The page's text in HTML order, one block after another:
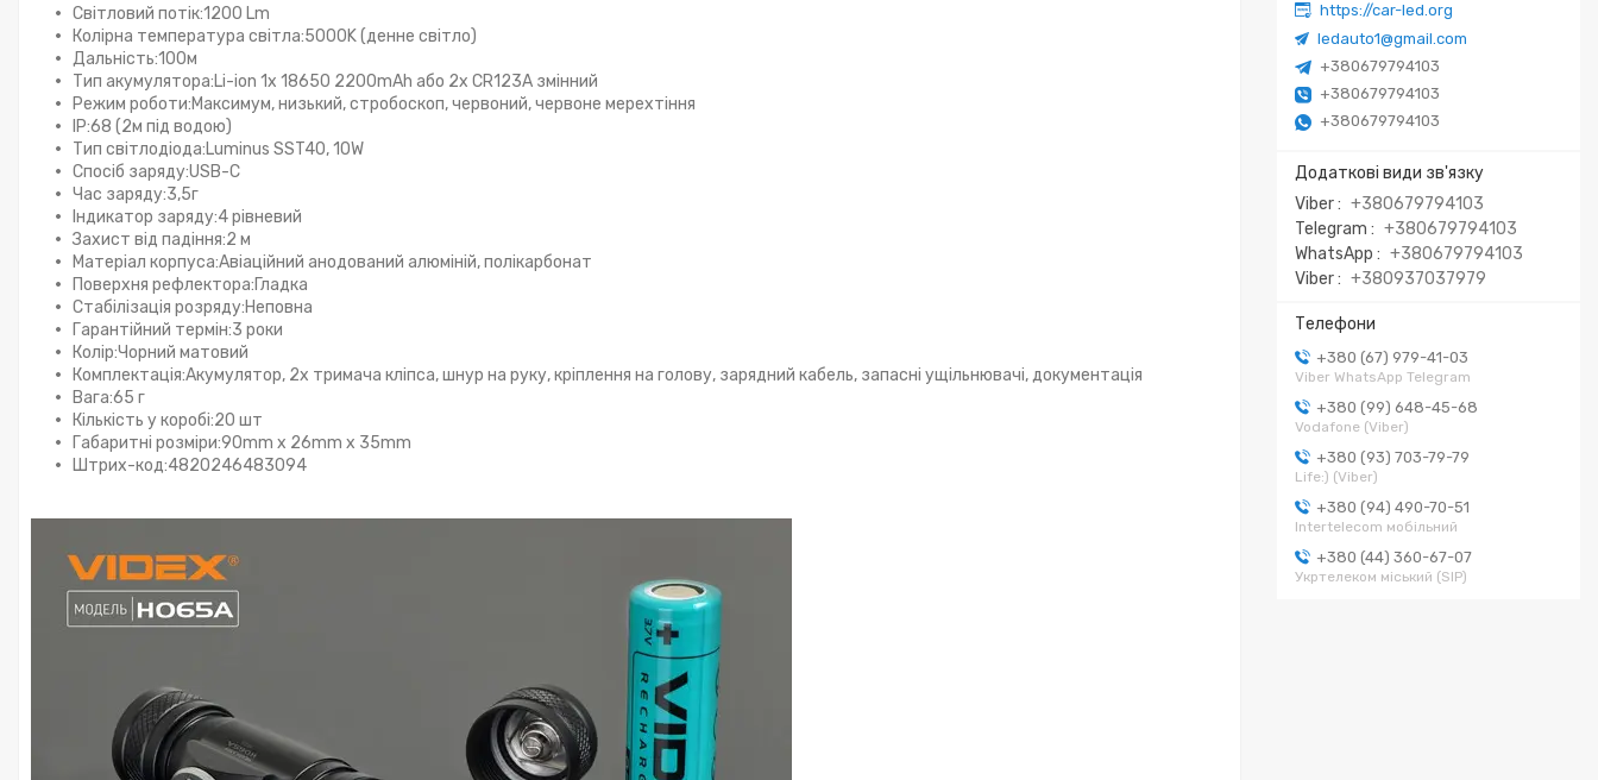
https://car-led.org
ledauto1@gmail.com
+380679794103
+380679794103
+380679794103
Viber
+380679794103
Telegram
+380679794103
WhatsApp
+380679794103
Viber
+380937037979
+380 (67) 979-41-03
Viber WhatsApp Telegram
+380 (99) 648-45-68
Vodafone (Viber)
+380 (93) 703-79-79
Life:) (Viber)
+380 (94) 490-70-51
Intertelecom мобільний
+380 (44) 360-67-07
Укртелеком міський (SIP)
Світловий потік:1200 Lm
Колірна температура світла:5000K (денне світло)
Дальність:100м
Тип акумулятора:Li-ion 1х 18650 2200mAh або 2х CR123A змінний
Режим роботи:Максимум, низький, стробоскоп, червоний, червоне мерехтіння
IP:68 (2м під водою)
Тип світлодіода:Luminus SST40, 10W
Спосіб заряду:USB-C
Час заряду:3,5г
Індикатор заряду:4 рівневий
Захист від падіння:2 м
Матеріал корпуса:Авіаційний анодований алюміній, полікарбонат
Поверхня рефлектора:Гладка
Стабілізація розряду:Неповна
Гарантійний термін:3 роки
Колір:Чорний матовий
Комплектація:Акумулятор, 2х тримача кліпса, шнур на руку, кріплення на голову, зарядний кабель, запасні ущільнювачі, документація
Вага:65 г
Кількість у коробі:20 шт
Габаритні розміри:90mm х 26mm х 35mm
Штрих-код:4820246483094